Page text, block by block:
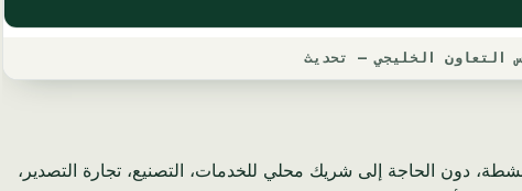
التعاون الخليجي — تحديث
بنسبة 100% على معظم الأنشطة، دون الحاجة إلى شريك محلي للخدمات، التصنيع، تجارة التصدير،